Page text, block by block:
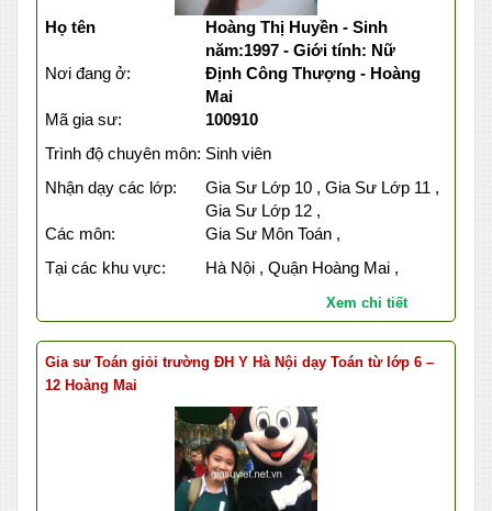
Họ tên
Hoàng Thị Huyền - Sinh
năm:1997 - Giới tính: Nữ
Nơi đang ở:
Định Công Thượng - Hoàng
Mai
Mã gia sư:
100910
Trình độ chuyên môn: Sinh viên
Nhận dạy các lớp:
Gia Sư Lớp 10 , Gia Sư Lớp 11 ,
Gia Sư Lớp 12 ,
Các môn:
Gia Sư Môn Toán ,
Tại các khu vực:
Hà Nội , Quận Hoàng Mai ,
Xem chi tiết
Gia sư Toán giỏi trường ĐH Y Hà Nội dạy Toán từ lớp 6 –
12 Hoàng Mai